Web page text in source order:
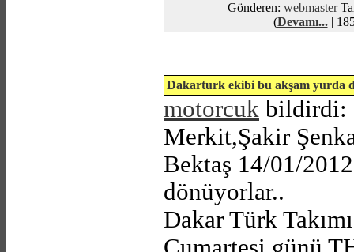
Gönderen: webmaster
(Devamı...|
Dakarturk ekibi bu akşam yurda
motorcuk bildirdi:
Merkit,Şakir
Bektaş 14/01/
dönüyorlar..
Dakar Türk